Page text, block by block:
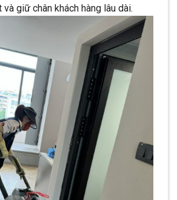
giữ chân khách hàng lâu dài.